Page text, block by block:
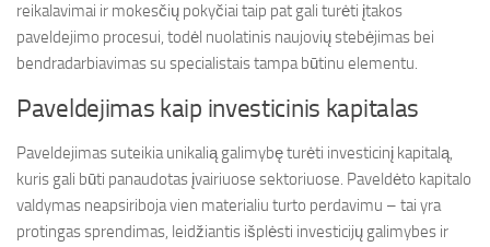
reikalavimai ir mokesčių pokyčiai taip pat gali turėti įtakos
paveldejimo procesui, todėl nuolatinis naujovių stebėjimas bei
bendradarbiavimas su specialistais tampa būtinu elementu.
Paveldejimas kaip investicinis kapitalas
Paveldejimas suteikia unikalią galimybę turėti investicinį kapitalą,
kuris gali būti panaudotas įvairiuose sektoriuose. Paveldėto kapitalo
valdymas neapsiriboja vien materialiu turto perdavimu – tai yra
protingas sprendimas, leidžiantis išplėsti investicijų galimybes ir